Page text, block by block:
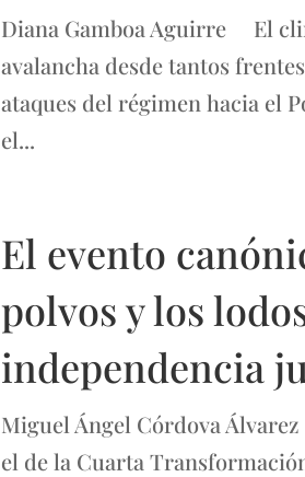
Diana Gamboa Aguirre El
avalancha desde tantos
ataques del régimen hacia el
el...
El evento
polvos y los
independencia
Miguel Ángel Córdova
el de la Cuarta